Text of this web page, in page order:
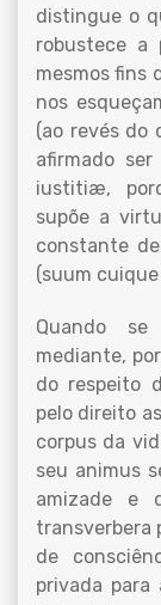
distingue o
robustece a
mesmos fins
nos
(ao revés do
afirmado
iustitiæ,
supõe a
constante
(suum
Quando
mediante,
do respeito
pelo direito
corpus da
seu animus
amizade e
transverbera
de
privada para